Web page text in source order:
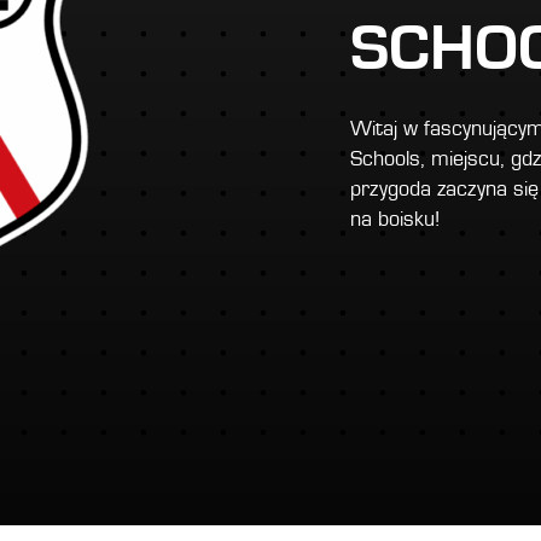
Witaj w
Schools, miejscu,
przygoda zaczyna
na boisku!